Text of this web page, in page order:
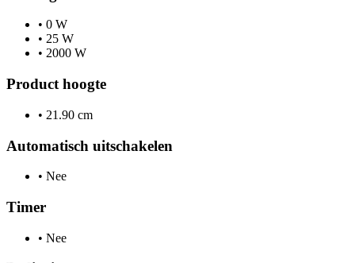
• 0 W
• 25 W
• 2000 W
Product hoogte
• 21.90 cm
Automatisch uitschakelen
• Nee
Timer
• Nee